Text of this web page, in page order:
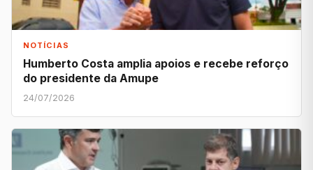
NOTÍCIAS
Humberto Costa amplia apoios e recebe reforço
do presidente da Amupe
24/07/2026